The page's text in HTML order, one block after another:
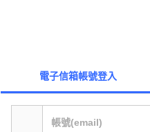
電子信箱帳號登入